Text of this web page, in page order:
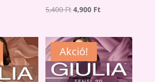
5,400Ft Original
was:
5,400 Ft.
4,900 FtCurrent
is:
4,900 Ft.
Akció!